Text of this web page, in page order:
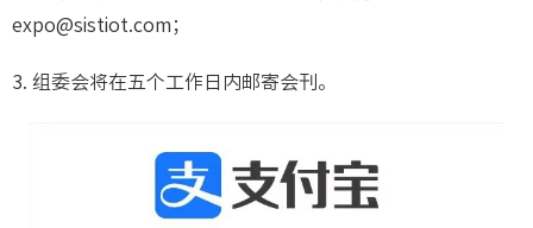
expo@sistiot.com；
3. 组委会将在五个工作日内邮寄会刊。